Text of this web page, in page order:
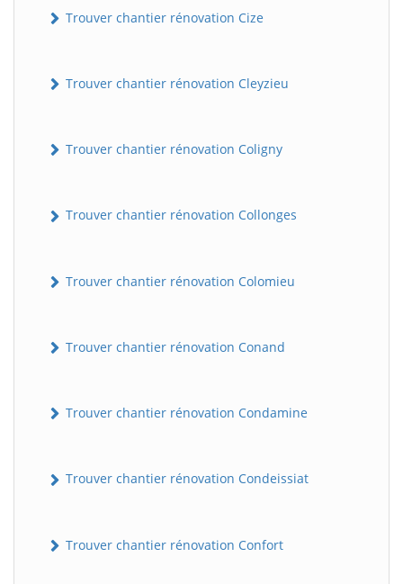
Trouver chantier rénovation Cize
Trouver chantier rénovation Cleyzieu
Trouver chantier rénovation Coligny
Trouver chantier rénovation Collonges
Trouver chantier rénovation Colomieu
Trouver chantier rénovation Conand
Trouver chantier rénovation Condamine
Trouver chantier rénovation Condeissiat
Trouver chantier rénovation Confort